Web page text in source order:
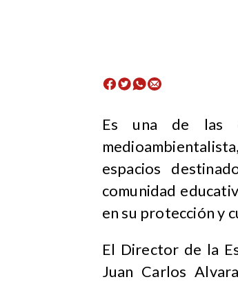
Es una de las
espacios
comunidad
en su protección y
El Director de la
Juan Carlos